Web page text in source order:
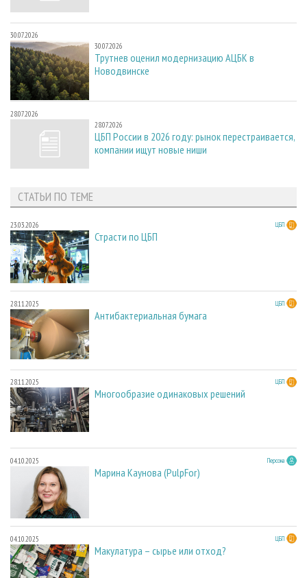
30.07.2026
30.07.2026
Трутнев оценил модернизацию АЦБК в
Новодвинске
28.07.2026
28.07.2026
ЦБП России в 2026 году: рынок перестраивается,
компании ищут новые ниши
СТАТЬИ ПО ТЕМЕ
23.03.2026 ЦБП
Страсти по ЦБП
28.11.2025 ЦБП
Антибактериальная бумага
28.11.2025 ЦБП
Многообразие одинаковых решений
04.10.2025 Персона
Марина Каунова (PulpFor)
04.10.2025 ЦБП
Макулатура – сырье или отход?